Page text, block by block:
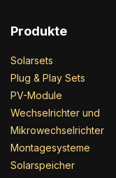
Produkte
Solarsets
Plug & Play Sets
PV-Module
Wechselrichter und
Mikrowechselrichter
Montagesysteme
Solarspeicher